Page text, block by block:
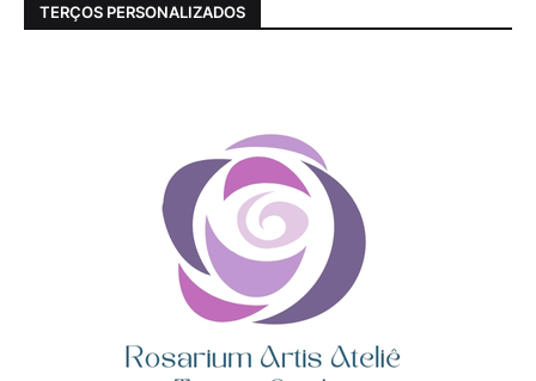
TERÇOS PERSONALIZADOS